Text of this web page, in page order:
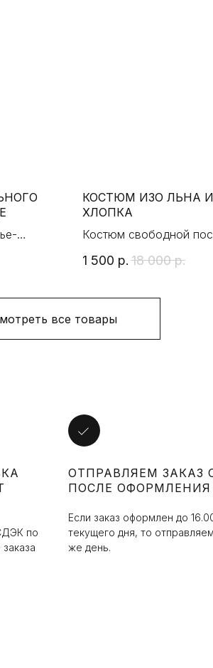
КОСТЮМ ИЗО ЛЬНА И
ХЛОПКА
Костюм свободной
oversize
1 500 р. 18 000 р.
все товары
по
ОТПРАВЛЯЕМ ЗАКАЗ
ПОСЛЕ ОФОРМЛЕНИЯ
Если заказ оформлен до
текущего дня, то
же день.